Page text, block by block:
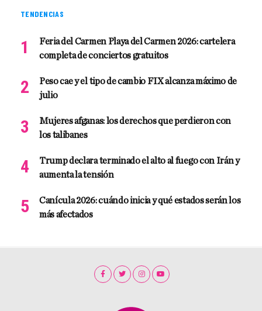
TENDENCIAS
Feria del Carmen Playa del Carmen 2026: cartelera
completa de conciertos gratuitos
Peso cae y el tipo de cambio FIX alcanza máximo de
julio
Mujeres afganas: los derechos que perdieron con
los talibanes
Trump declara terminado el alto al fuego con Irán y
aumenta la tensión
Canícula 2026: cuándo inicia y qué estados serán los
más afectados